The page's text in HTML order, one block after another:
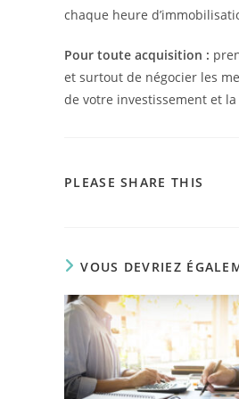
chaque heure
Pour toute acquisition :
et surtout de négocier les
de votre investissement et
PLEASE SHARE THIS
VOUS DEVRIEZ